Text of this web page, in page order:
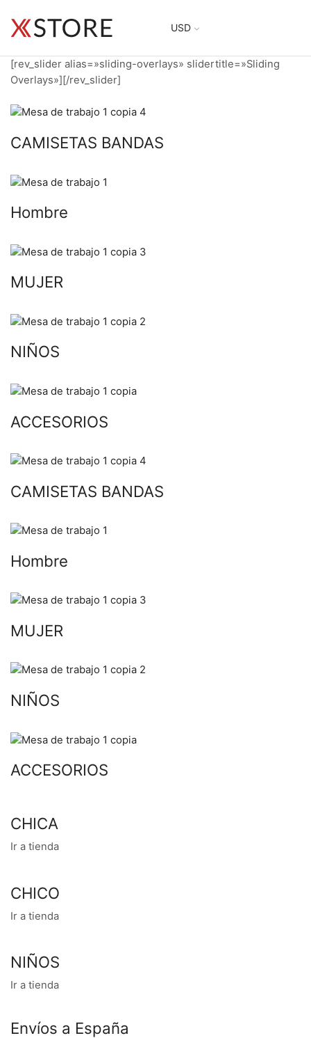
USD
[rev_slider alias=»sliding-overlays» slidertitle=»Sliding
Overlays»][/rev_slider]
CAMISETAS BANDAS
Hombre
MUJER
NIÑOS
ACCESORIOS
CAMISETAS BANDAS
Hombre
MUJER
NIÑOS
ACCESORIOS
CHICA
Ir a tienda
CHICO
Ir a tienda
NIÑOS
Ir a tienda
Envíos a España